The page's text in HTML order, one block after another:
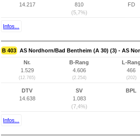
14.217
810
(5,7%)
FD
Infos...
B 403 AS Nordhorn/Bad Bentheim (A 30) (3) - AS
Nr.
1.529
(12.765)
B-Rang
4.606
(2.254)
L-Rang
466
(202)
DTV
14.638
SV
1.083
(7,4%)
BPL
Infos...